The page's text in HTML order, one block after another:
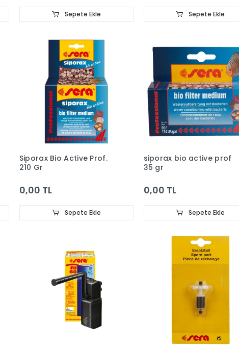
Sepete Ekle Sepete Ekle
Siporax Bio Active Prof.
210 Gr
0,00 TL
Sepete Ekle
siporax bio active prof
35 gr
0,00 TL
Sepete Ekle